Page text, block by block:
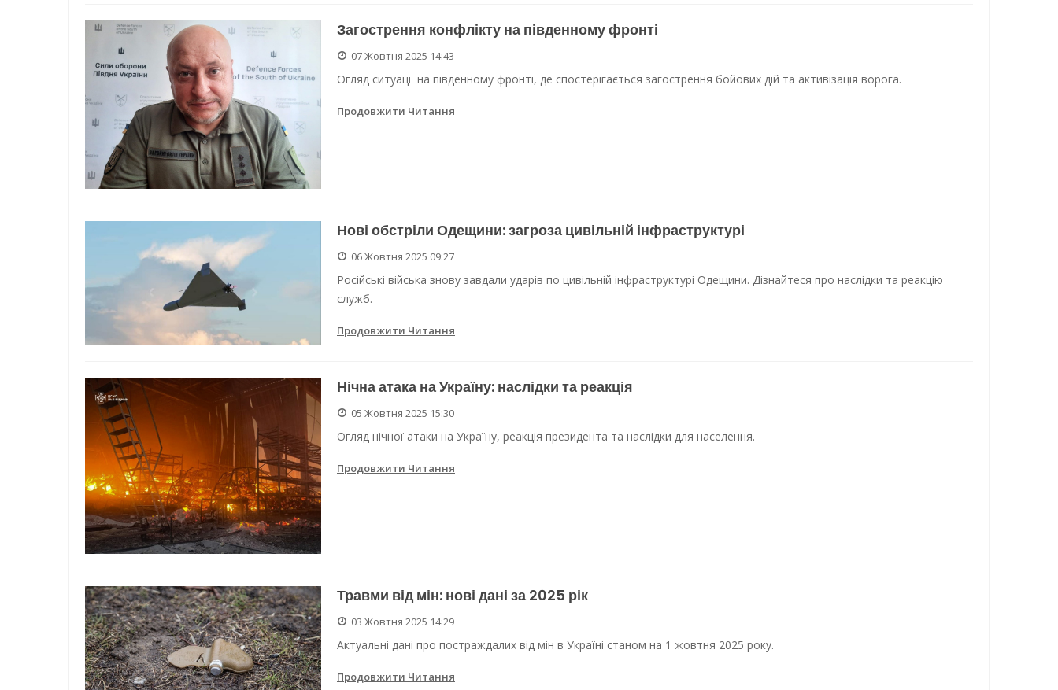
Загострення конфлікту на південному фронті
07 Жовтня 2025 14:43
Огляд ситуації на південному фронті, де спостерігається загострення бойових дій та активізація ворога.
Продовжити Читання
Нові обстріли Одещини: загроза цивільній інфраструктурі
06 Жовтня 2025 09:27
Російські війська знову завдали ударів по цивільній інфраструктурі Одещини. Дізнайтеся про наслідки та реакцію
служб.
Продовжити Читання
Нічна атака на Україну: наслідки та реакція
05 Жовтня 2025 15:30
Огляд нічної атаки на Україну, реакція президента та наслідки для населення.
Продовжити Читання
Травми від мін: нові дані за 2025 рік
03 Жовтня 2025 14:29
Актуальні дані про постраждалих від мін в Україні станом на 1 жовтня 2025 року.
Продовжити Читання